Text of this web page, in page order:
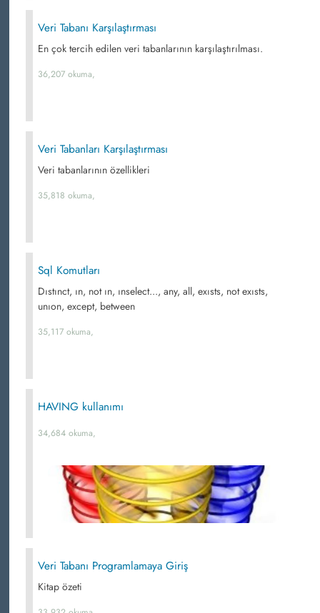
Veri Tabanı Karşılaştırması
En çok tercih edilen veri tabanlarının karşılaştırılması.
36,207 okuma,
Veri Tabanları Karşılaştırması
Veri tabanlarının özellikleri
35,818 okuma,
Sql Komutları
Dıstınct, ın, not ın, ınselect..., any, all, exısts, not exısts,
unıon, except, between
35,117 okuma,
HAVING kullanımı
34,684 okuma,
Veri Tabanı Programlamaya Giriş
Kitap özeti